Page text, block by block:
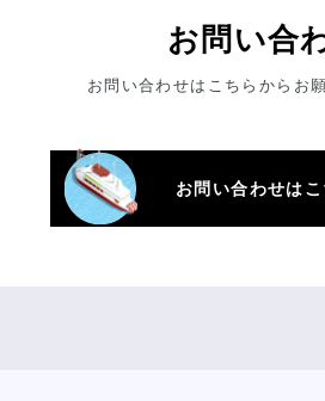
お問い合
お問い合わせはこちらからお
お問い合わせはこ